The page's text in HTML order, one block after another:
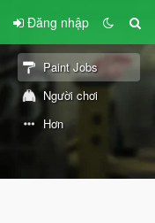
Đăng nhập
Paint Jobs
Người chơi
Hơn